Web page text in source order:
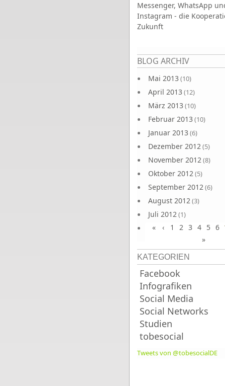
Messenger, WhatsApp
Instagram - die
Zukunft
BLOG ARCHIV
Mai 2013 (10)
April 2013 (12)
März 2013 (10)
Februar 2013 (10)
Januar 2013 (6)
Dezember 2012(5)
November 2012(8)
Oktober 2012(5)
September 2012(6)
August 2012(3)
Juli 2012(1)
Juni 2012(4)
Seiten
« ‹ 1 2 3 4 5 6
»
KATEGORIEN
Facebook
Infografiken
Social Media
Social Networks
Studien
tobesocial
Tweets von @tobesocialDE